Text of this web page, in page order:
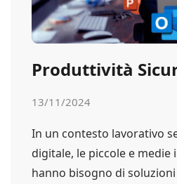
Produttività
13/11/2024
In un contesto lavorativo
digitale, le piccole e medie
hanno bisogno di